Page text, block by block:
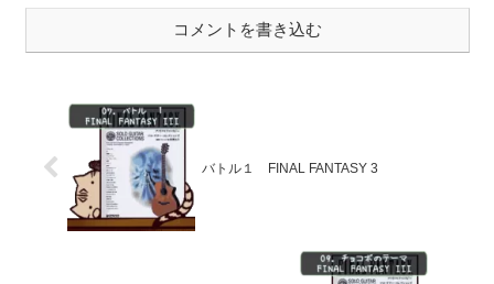
コメントを書き込む
バトル１ FINAL FANTASY 3